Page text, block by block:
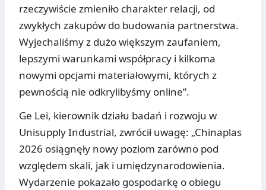
rzeczywiście zmieniło charakter relacji, od
zwykłych zakupów do budowania partnerstwa.
Wyjechaliśmy z dużo większym zaufaniem,
lepszymi warunkami współpracy i kilkoma
nowymi opcjami materiałowymi, których z
pewnością nie odkrylibyśmy online”.
Ge Lei, kierownik działu badań i rozwoju w
Unisupply Industrial, zwrócił uwagę: „Chinaplas
2026 osiągnęły nowy poziom zarówno pod
względem skali, jak i umiędzynarodowienia.
Wydarzenie pokazało gospodarkę o obiegu